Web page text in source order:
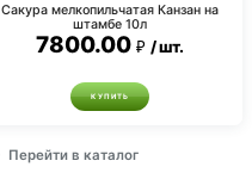
Сакура мелкопильчатая Канзан на
штамбе 10л
7800.00 шт.
КУПИТЬ
Перейти в каталог